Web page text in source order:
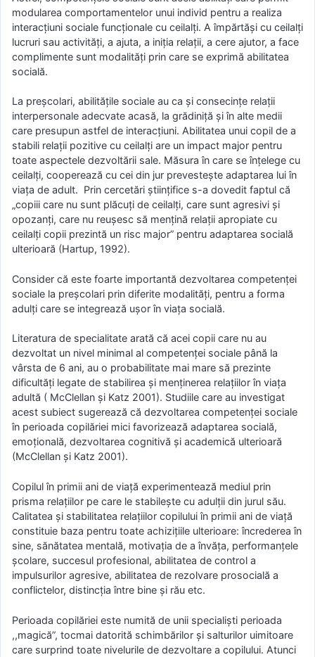
modularea comportamentelor unui individ pentru a realiza
interacţiuni sociale funcţionale cu ceilalţi. A împărtăşi cu ceilalţi
lucruri sau activităţi, a ajuta, a iniţia relaţii, a cere ajutor, a face
complimente sunt modalităţi prin care se exprimă abilitatea
socială.
La preşcolari, abilităţile sociale au ca şi consecinţe relaţii
interpersonale adecvate acasă, la grădiniţă şi în alte medii
care presupun astfel de interacţiuni. Abilitatea unui copil de a
stabili relaţii pozitive cu ceilalţi are un impact major pentru
toate aspectele dezvoltării sale. Măsura în care se înţelege cu
ceilalţi, cooperează cu cei din jur prevesteşte adaptarea lui în
viaţa de adult. Prin cercetări ştiinţifice s-a dovedit faptul că
„copiii care nu sunt plăcuţi de ceilalţi, care sunt agresivi şi
opozanţi, care nu reuşesc să menţină relaţii apropiate cu
ceilalţi copii prezintă un risc major” pentru adaptarea socială
ulterioară (Hartup, 1992).
Consider că este foarte importantă dezvoltarea competenţei
sociale la preşcolari prin diferite modalităţi, pentru a forma
adulţi care se integrează uşor în viaţa socială.
Literatura de specialitate arată că acei copii care nu au
dezvoltat un nivel minimal al competenţei sociale până la
vârsta de 6 ani, au o probabilitate mai mare să prezinte
dificultăţi legate de stabilirea şi menţinerea relaţiilor în viaţa
adultă ( McClellan şi Katz 2001). Studiile care au investigat
acest subiect sugerează că dezvoltarea competenţei sociale
în perioada copilăriei mici favorizează adaptarea socială,
emoţională, dezvoltarea cognitivă şi academică ulterioară
(McClellan şi Katz 2001).
Copilul în primii ani de viaţă experimentează mediul prin
prisma relaţiilor pe care le stabileşte cu adulţii din jurul său.
Calitatea şi stabilitatea relaţiilor copilului în primii ani de viaţă
constituie baza pentru toate achiziţiile ulterioare: încrederea în
sine, sănătatea mentală, motivaţia de a învăţa, performanţele
şcolare, succesul profesional, abilitatea de control a
impulsurilor agresive, abilitatea de rezolvare prosocială a
conflictelor, distincţia între bine şi rău etc.
Perioada copilăriei este numită de unii specialişti perioada
,,magică”, tocmai datorită schimbărilor şi salturilor uimitoare
care surprind toate nivelurile de dezvoltare a copilului. Atunci